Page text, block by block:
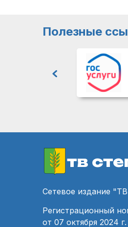
Полезные
тв
Сетевое издание
Регистрационный
от 07 октября 2024